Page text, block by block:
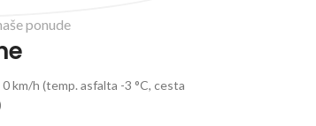
ponude
km/h (temp. asfalta -3 °C, cesta